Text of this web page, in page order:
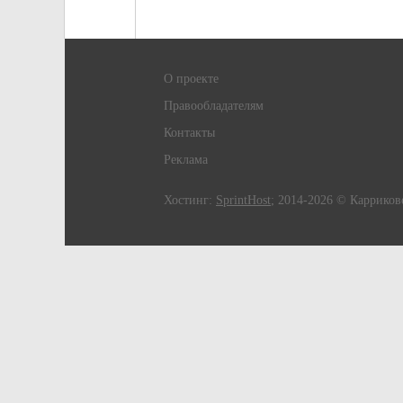
О проекте
Правообладателям
Контакты
Реклама
Хостинг: SprintHost; 2014-2026 ©